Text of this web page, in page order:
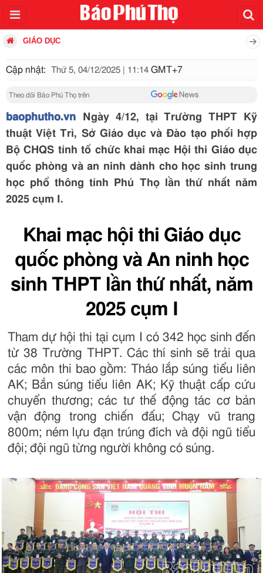
GIÁO DỤC
Cập nhật: Thứ 5, 04/12/2025 | 11:14 GMT+7
Theo dõi Báo Phú Thọ trên
baophutho.vn Ngày 4/12, tại Trường THPT Kỹ
thuật Việt Trì, Sở Giáo dục và Đào tạo phối hợp
Bộ CHQS tỉnh tổ chức khai mạc Hội thi Giáo dục
quốc phòng và an ninh dành cho học sinh trung
học phổ thông tỉnh Phú Thọ lần thứ nhất năm
2025 cụm I.
Khai mạc hội thi Giáo dục
quốc phòng và An ninh học
sinh THPT lần thứ nhất, năm
2025 cụm I
Tham dự hội thi tại cụm I có 342 học sinh đến
từ 38 Trường THPT. Các thí sinh sẽ trải qua
các môn thi bao gồm: Tháo lắp súng tiểu liên
AK; Bắn súng tiểu liên AK; Kỹ thuật cấp cứu
chuyển thương; các tư thế động tác cơ bản
vận động trong chiến đấu; Chạy vũ trang
800m; ném lựu đạn trúng đích và đội ngũ tiểu
đội; đội ngũ từng người không có súng.